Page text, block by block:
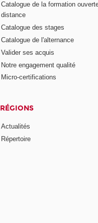
Catalogue de la formation
distance
Catalogue des stages
Catalogue de l'alternance
Valider ses acquis
Notre engagement qualité
Micro-certifications
RÉGIONS
Actualités
Répertoire